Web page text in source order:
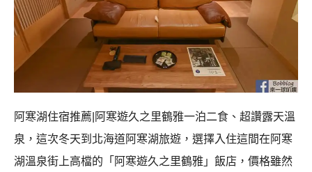
阿寒湖住宿推薦|阿寒遊久之里鶴雅一泊二食、超讚露天溫
泉，這次冬天到北海道阿寒湖旅遊，選擇入住這間在阿寒
湖溫泉街上高檔的「阿寒遊久之里鶴雅」飯店，價格雖然